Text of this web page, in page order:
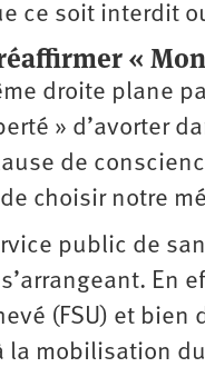
ce soit interdit
«
droite plane
» d’avorter
de
choisir notre
public de
En
(FSU) et
mobilisation